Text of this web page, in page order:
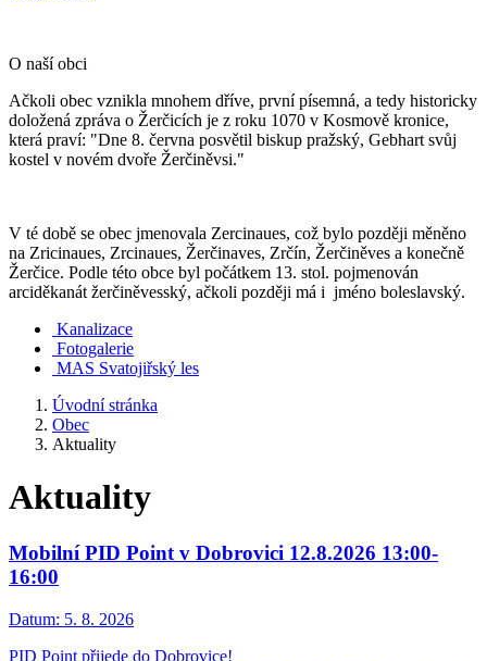
O naší obci
Ačkoli obec vznikla mnohem dříve, první písemná, a tedy historicky
doložená zpráva o Žerčicích je z roku 1070 v Kosmově kronice,
která praví: "Dne 8. června posvětil biskup pražský, Gebhart svůj
kostel v novém dvoře Žerčiněvsi."
V té době se obec jmenovala Zercinaues, což bylo později měněno
na Zricinaues, Zrcinaues, Žerčinaves, Zrčín, Žerčiněves a konečně
Žerčice. Podle této obce byl počátkem 13. stol. pojmenován
arciděkanát žerčiněvesský, ačkoli později má i jméno boleslavský.
Kanalizace
Fotogalerie
MAS Svatojiřský les
Úvodní stránka
Obec
Aktuality
Aktuality
Mobilní PID Point v Dobrovici 12.8.2026 13:00-
16:00
Datum: 5. 8. 2026
PID Point přijede do Dobrovice!